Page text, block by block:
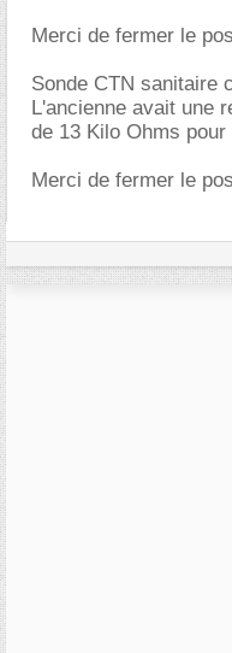
Merci de fermer le
Sonde CTN sanitaire
L'ancienne avait une
de 13 Kilo Ohms
Merci de fermer le